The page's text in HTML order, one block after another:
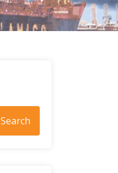
Search